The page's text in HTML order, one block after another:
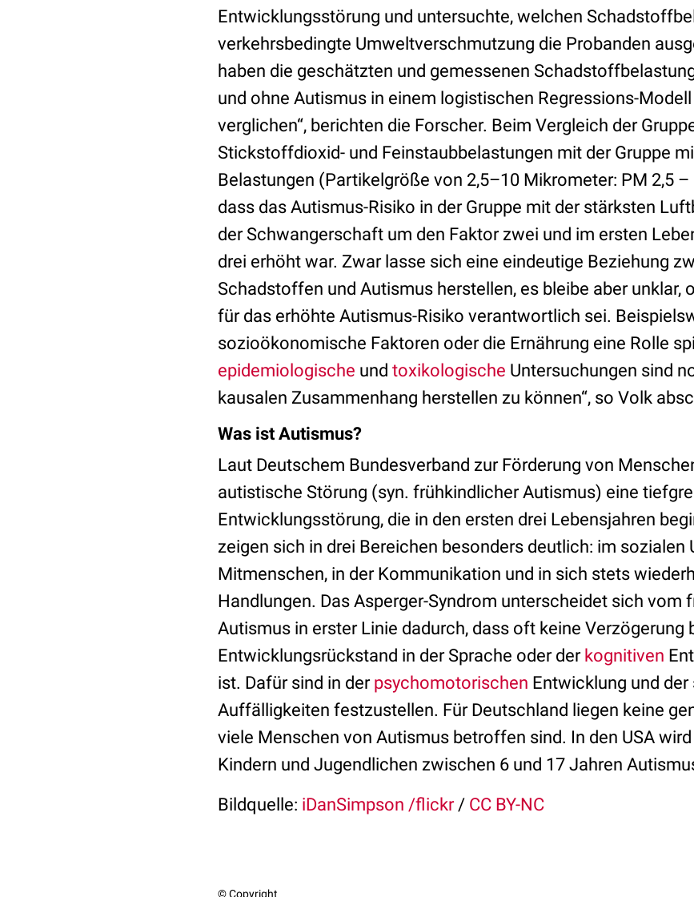
Entwicklungsstörung und untersuchte, welchen
verkehrsbedingte Umweltverschmutzung die Probanden
haben die geschätzten und gemessenen
und ohne Autismus in einem logistischen Regressions-
verglichen“, berichten die Forscher. Beim Vergleich der
Stickstoffdioxid- und Feinstaubbelastungen mit der Gruppe
Belastungen (Partikelgröße von 2,5–10 Mikrometer: PM 2,5
dass das Autismus-Risiko in der Gruppe mit der stärksten
der Schwangerschaft um den Faktor zwei und im ersten
drei erhöht war. Zwar lasse sich eine eindeutige Beziehung
Schadstoffen und Autismus herstellen, es bleibe aber unklar,
für das erhöhte Autismus-Risiko verantwortlich sei.
sozioökonomische Faktoren oder die Ernährung eine Rolle
epidemiologische und toxikologische Untersuchungen sind
kausalen Zusammenhang herstellen zu können“, so Volk
Was ist Autismus?
Laut Deutschem Bundesverband zur Förderung von
autistische Störung (syn. frühkindlicher Autismus) eine
Entwicklungsstörung, die in den ersten drei Lebensjahren
zeigen sich in drei Bereichen besonders deutlich: im sozialen
Mitmenschen, in der Kommunikation und in sich stets
Handlungen. Das Asperger-Syndrom unterscheidet sich vom
Autismus in erster Linie dadurch, dass oft keine Verzögerung
Entwicklungsrückstand in der Sprache oder der kognitiven
ist. Dafür sind in der psychomotorischen Entwicklung und
Auffälligkeiten festzustellen. Für Deutschland liegen keine
viele Menschen von Autismus betroffen sind. In den USA
Kindern und Jugendlichen zwischen 6 und 17 Jahren
Bildquelle: iDanSimpson /flickr/ CC BY-NC
© Copyright